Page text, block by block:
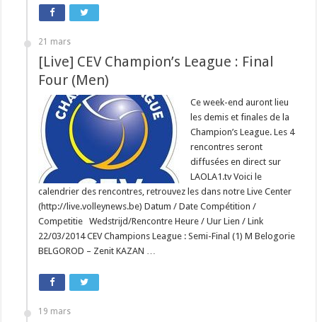
21 mars
[Live] CEV Champion’s League : Final
Four (Men)
Ce week-end auront lieu
les demis et finales de la
Champion’s League. Les 4
rencontres seront
diffusées en direct sur
LAOLA1.tv Voici le
calendrier des rencontres, retrouvez les dans notre Live Center
(http://live.volleynews.be) Datum / Date Compétition /
Competitie Wedstrijd/Rencontre Heure / Uur Lien / Link
22/03/2014 CEV Champions League : Semi-Final (1) M Belogorie
BELGOROD – Zenit KAZAN …
19 mars